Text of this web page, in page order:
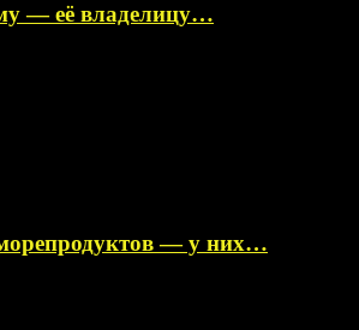
— её владелицу…
— у них…